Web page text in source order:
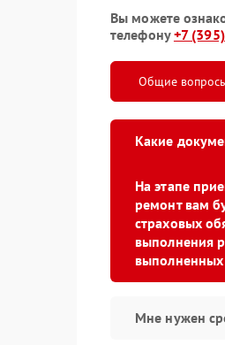
Вы можете
телефону+7
Общие
Какие
На этапе
ремонт вам
страховых
выполнения
выполненных
Мне нужен